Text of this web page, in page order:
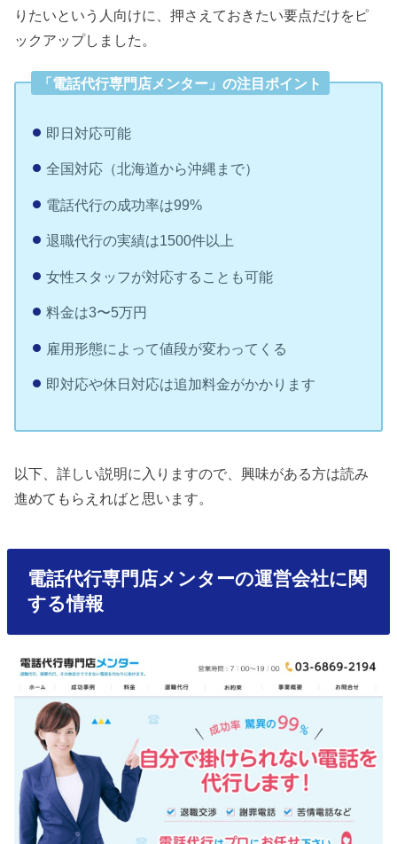
りたいという人向けに、押さえておきたい要点だけをピ
ックアップしました。
「電話代行専門店メンター」の注目ポイント
即日対応可能
全国対応（北海道から沖縄まで）
電話代行の成功率は99%
退職代行の実績は1500件以上
女性スタッフが対応することも可能
料金は3〜5万円
雇用形態によって値段が変わってくる
即対応や休日対応は追加料金がかかります
以下、詳しい説明に入りますので、興味がある方は読み
進めてもらえればと思います。
電話代行専門店メンターの運営会社に関
する情報